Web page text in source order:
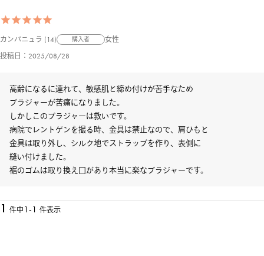
カンパニュラ 14 購入者
女性
投稿日
2025/08/28
高齢になるに連れて、敏感肌と締め付けが苦手なため
ブラジャーが苦痛になりました。
しかしこのブラジャーは救いです。
病院でレントゲンを撮る時、金具は禁止なので、肩ひもと
金具は取り外し、シルク地でストラップを作り、表側に
縫い付けました。
裾のゴムは取り換え口があり本当に楽なブラジャーです。
1 件中 1-1 件表示